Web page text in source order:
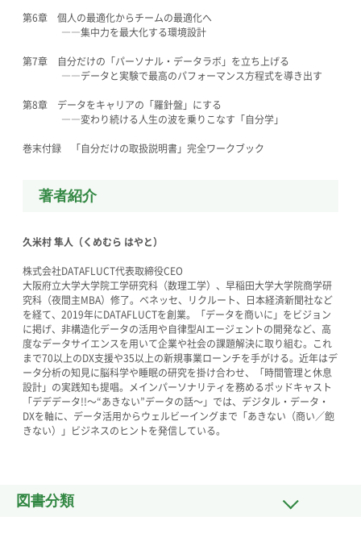
第6章 個人の最適化からチームの最適化へ
――集中力を最大化する環境設計
第7章 自分だけの「パーソナル・データラボ」を立ち上げる
――データと実験で最高のパフォーマンス方程式を導き出す
第8章 データをキャリアの「羅針盤」にする
――変わり続ける人生の波を乗りこなす「自分学」
巻末付録 「自分だけの取扱説明書」完全ワークブック
著者紹介
久米村 隼人（くめむら はやと）
株式会社DATAFLUCT代表取締役CEO
大阪府立大学大学院工学研究科（数理工学）、早稲田大学大学院商学研
究科（夜間主MBA）修了。ベネッセ、リクルート、日本経済新聞社など
を経て、2019年にDATAFLUCTを創業。「データを商いに」をビジョン
に掲げ、非構造化データの活用や自律型AIエージェントの開発など、高
度なデータサイエンスを用いて企業や社会の課題解決に取り組む。これ
まで70以上のDX支援や35以上の新規事業ローンチを手がける。近年はデ
ータ分析の知見に脳科学や睡眠の研究を掛け合わせ、「時間管理と休息
設計」の実践知も提唱。メインパーソナリティを務めるポッドキャスト
「デデデータ!!〜“あきない”データの話〜」では、デジタル・データ・
DXを軸に、データ活用からウェルビーイングまで「あきない（商い／飽
きない）」ビジネスのヒントを発信している。
図書分類